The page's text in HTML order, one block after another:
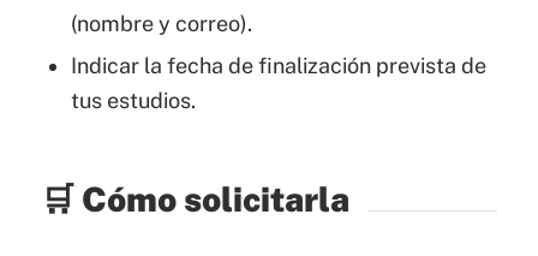
(nombre y correo).
Indicar la fecha de finalización prevista de
tus estudios.
🛒 Cómo solicitarla